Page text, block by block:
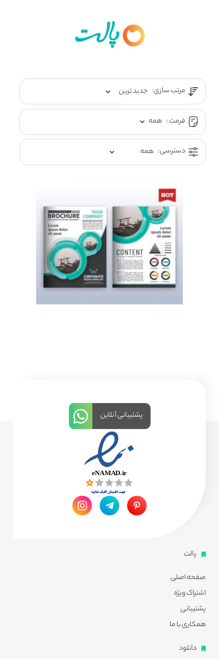
مرتب سازی:
فرمت :
دسترسی:
پالت
صفحه اصلی
اشتراک ویژه
پشتیبانی
همکاری با ما
دانلود
پشتیبانی آنلاین